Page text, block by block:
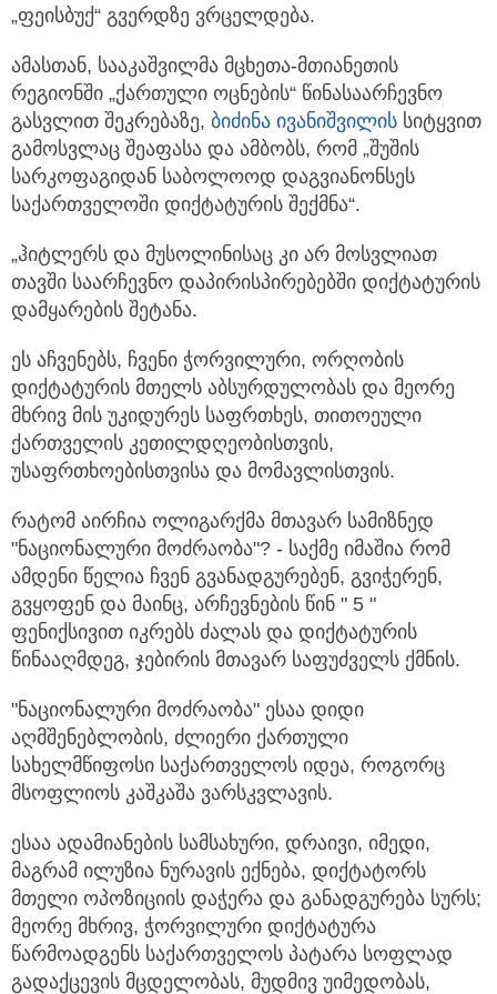
„ფეისბუქ“ გვერდზე ვრცელდება.
ამასთან, სააკაშვილმა მცხეთა-მთიანეთის
რეგიონში „ქართული ოცნების“ წინასაარჩევნო
გასვლით შეკრებაზე, ბიძინა ივანიშვილის სიტყვით
გამოსვლაც შეაფასა და ამბობს, რომ „შუშის
სარკოფაგიდან საბოლოოდ დაგვიანონსეს
საქართველოში დიქტატურის შექმნა“.
„ჰიტლერს და მუსოლინისაც კი არ მოსვლიათ
თავში საარჩევნო დაპირისპირებებში დიქტატურის
დამყარების შეტანა.
ეს აჩვენებს, ჩვენი ჭორვილური, ორღობის
დიქტატურის მთელს აბსურდულობას და მეორე
მხრივ მის უკიდურეს საფრთხეს, თითოეული
ქართველის კეთილდღეობისთვის,
უსაფრთხოებისთვისა და მომავლისთვის.
რატომ აირჩია ოლიგარქმა მთავარ სამიზნედ
"ნაციონალური მოძრაობა"? - საქმე იმაშია რომ
ამდენი წელია ჩვენ გვანადგურებენ, გვიჭერენ,
გვყოფენ და მაინც, არჩევნების წინ " 5 "
ფენიქსივით იკრებს ძალას და დიქტატურის
წინააღმდეგ, ჯებირის მთავარ საფუძველს ქმნის.
"ნაციონალური მოძრაობა" ესაა დიდი
აღმშენებლობის, ძლიერი ქართული
სახელმწიფოსი საქართველოს იდეა, როგორც
მსოფლიოს კაშკაშა ვარსკვლავის.
ესაა ადამიანების სამსახური, დრაივი, იმედი,
მაგრამ ილუზია ნურავის ექნება, დიქტატორს
მთელი ოპოზიციის დაჭერა და განადგურება სურს;
მეორე მხრივ, ჭორვილური დიქტატურა
წარმოადგენს საქართველოს პატარა სოფლად
გადაქცევის მცდელობას, მუდმივ უიმედობას,